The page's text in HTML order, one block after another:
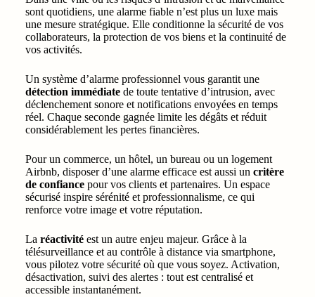
sont quotidiens, une alarme fiable n’est plus un luxe mais
une mesure stratégique. Elle conditionne la sécurité de vos
collaborateurs, la protection de vos biens et la continuité de
vos activités.
Un système d’alarme professionnel vous garantit une
détection immédiatede toute tentative d’intrusion, avec
déclenchement sonore et notifications envoyées en temps
réel. Chaque seconde gagnée limite les dégâts et réduit
considérablement les pertes financières.
Pour un commerce, un hôtel, un bureau ou un logement
Airbnb, disposer d’une alarme efficace est aussi un critère
de confiancepour vos clients et partenaires. Un espace
sécurisé inspire sérénité et professionnalisme, ce qui
renforce votre image et votre réputation.
La réactivitéest un autre enjeu majeur. Grâce à la
télésurveillance et au contrôle à distance via smartphone,
vous pilotez votre sécurité où que vous soyez. Activation,
désactivation, suivi des alertes : tout est centralisé et
accessible instantanément.